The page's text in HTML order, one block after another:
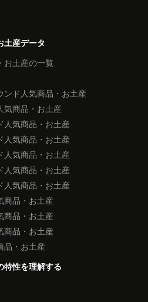
土産データ
お土産の一覧
ンド人気商品・お土産
気商品・お土産
人気商品・お土産
人気商品・お土産
人気商品・お土産
人気商品・お土産
人気商品・お土産
商品・お土産
商品・お土産
商品・お土産
品・お土産
特性を理解する